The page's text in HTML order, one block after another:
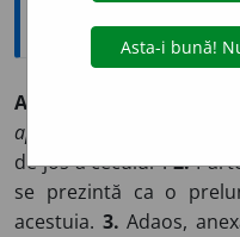
Explicative DEX
AP
apend
Mică
de jos a cecului .2.
se prezintă ca o
acestuia. 3. Adaos,